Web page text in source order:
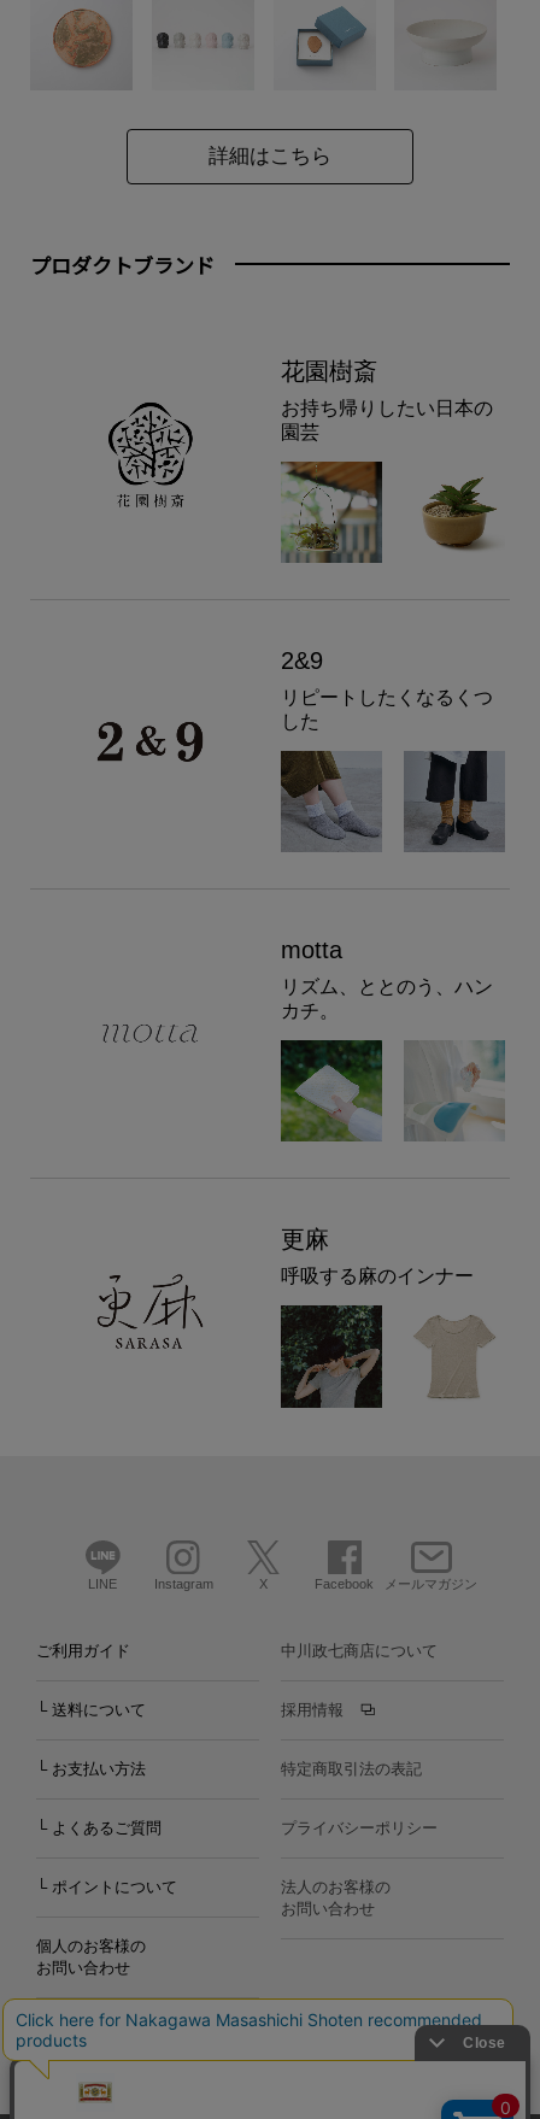
詳細はこちら
プロダクトブランド
花園樹斎
お持ち帰りしたい日本の
園芸
2&9
リピートしたくなるくつ
した
motta
リズム、ととのう、ハン
カチ。
更麻
呼吸する麻のインナー
LINE Instagram X Facebook メールマガジン
ご利用ガイド
└ 送料について
└ お支払い方法
└ よくあるご質問
└ ポイントについて
個人のお客様の
お問い合わせ
中川政七商店について
採用情報
特定商取引法の表記
プライバシーポリシー
法人のお客様の
お問い合わせ